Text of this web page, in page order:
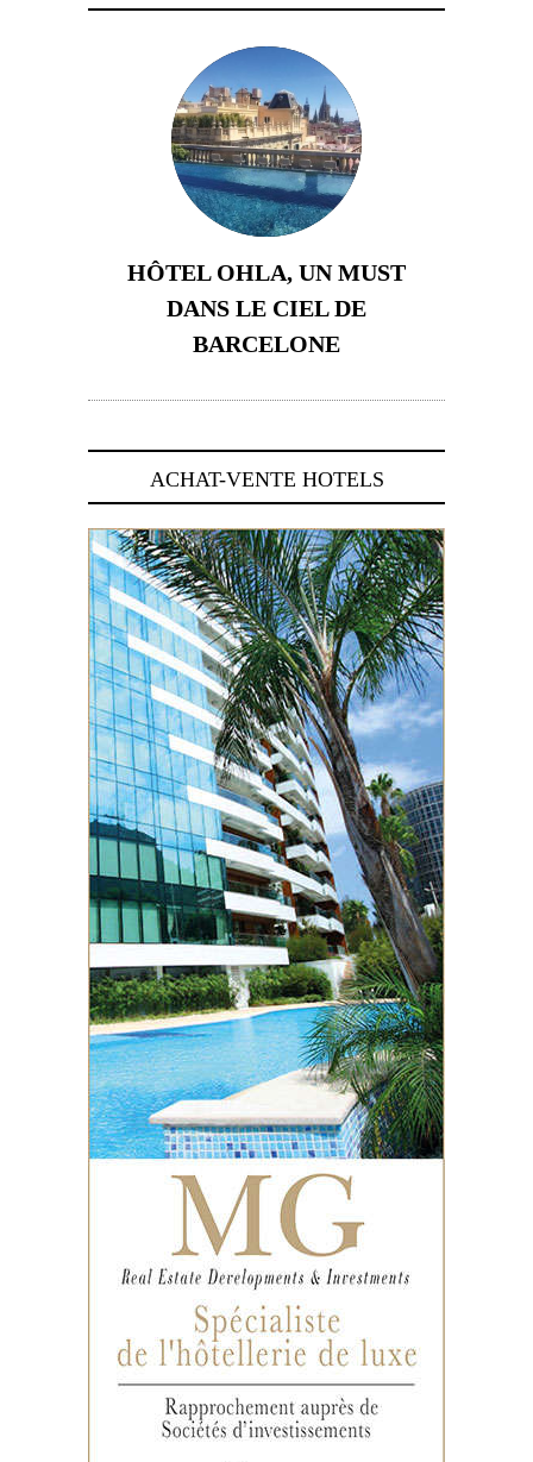
HÔTEL OHLA, UN MUST
DANS LE CIEL DE
BARCELONE
ACHAT-VENTE HOTELS